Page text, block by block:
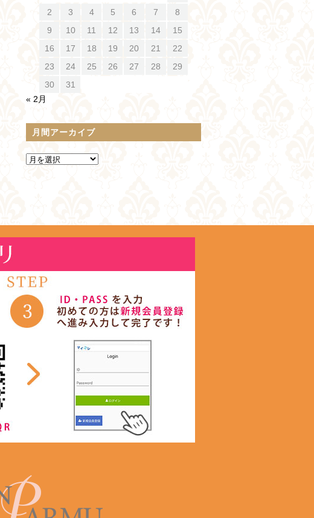
2
3 4 5 6 7
8
9
10 11 12 13 14
15
16
17 18 19 20 21
22
23
24 25 26 27 28
29
30
31
« 2月
月間アーカイブ